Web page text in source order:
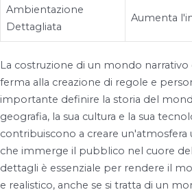
Ambientazione
Dettagliata
Aumenta
La costruzione di un mondo narrativo
ferma alla creazione di regole e
importante definire la storia del
geografia, la sua cultura e la sua
contribuiscono a creare un'atmosfera
che immerge il pubblico nel cuore
dettagli è essenziale per rendere il
e realistico, anche se si tratta di un